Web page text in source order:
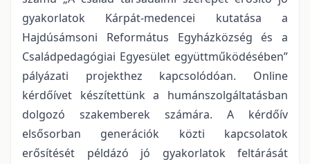
gyakorlatok Kárpát-medencei kutatása a
Hajdúsámsoni Református Egyházközség és a
Családpedagógiai Egyesület együttműködésében”
pályázati projekthez kapcsolódóan. Online
kérdőívet készítettünk a humánszolgáltatásban
dolgozó szakemberek számára. A kérdőív
elsősorban generációk közti kapcsolatok
erősítését példázó jó gyakorlatok feltárását